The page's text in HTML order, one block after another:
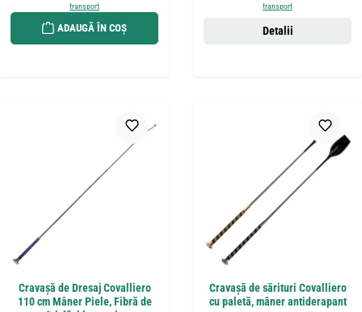
transport
ADAUGĂ ÎN COȘ
transport
Detalii
Cravașă de Dresaj Covalliero
110 cm Mâner Piele, Fibră de
Cravașă de sărituri Covalliero
cu paletă, mâner antiderapant